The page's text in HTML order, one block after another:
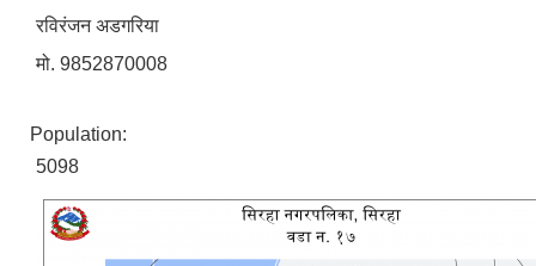
रविरंजन अडगरिया
मो. 9852870008
Population:
5098